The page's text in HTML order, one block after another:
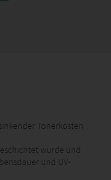
Tonerkosten
wurde und
und UV-